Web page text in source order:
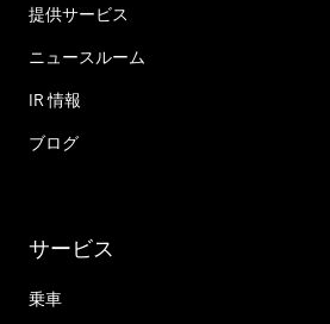
提供サービス
ニュースルーム
IR 情報
ブログ
サービス
乗車